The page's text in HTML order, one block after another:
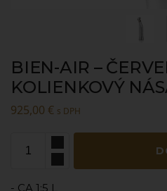
BIEN-AIR –
KOLIENKOVÝ
925,00 € s DPH
- CA 1:5 L